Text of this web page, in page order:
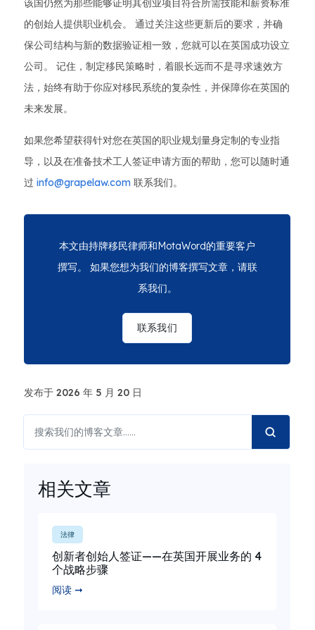
该国仍然为那些能够证明其创业项目符合所需技能和薪资标准
的创始人提供职业机会。 通过关注这些更新后的要求，并确
保公司结构与新的数据验证相一致，您就可以在英国成功设立
公司。 记住，制定移民策略时，着眼长远而不是寻求速效方
法，始终有助于你应对移民系统的复杂性，并保障你在英国的
未来发展。
如果您希望获得针对您在英国的职业规划量身定制的专业指
导，以及在准备技术工人签证申请方面的帮助，您可以随时通
过 info@grapelaw.com 联系我们。
本文由持牌移民律师和MotaWord的重要客户
撰写。 如果您想为我们的博客撰写文章，请联
系我们。
联系我们
发布于 2026 年 5 月 20 日
相关文章
法律
创新者创始人签证——在英国开展业务的 4
个战略步骤
阅读 ➞